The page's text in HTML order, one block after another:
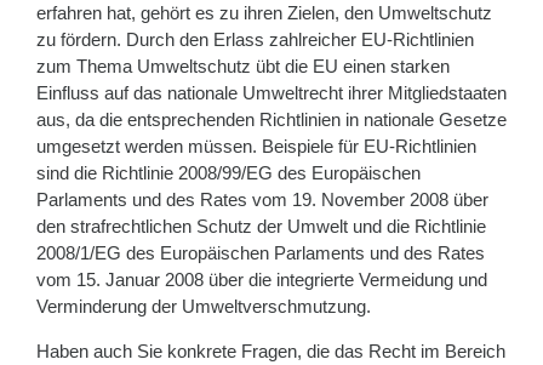
erfahren hat, gehört es zu ihren Zielen, den Umweltschutz
zu fördern. Durch den Erlass zahlreicher EU-Richtlinien
zum Thema Umweltschutz übt die EU einen starken
Einfluss auf das nationale Umweltrecht ihrer Mitgliedstaaten
aus, da die entsprechenden Richtlinien in nationale Gesetze
umgesetzt werden müssen. Beispiele für EU-Richtlinien
sind die Richtlinie 2008/99/EG des Europäischen
Parlaments und des Rates vom 19. November 2008 über
den strafrechtlichen Schutz der Umwelt und die Richtlinie
2008/1/EG des Europäischen Parlaments und des Rates
vom 15. Januar 2008 über die integrierte Vermeidung und
Verminderung der Umweltverschmutzung.
Haben auch Sie konkrete Fragen, die das Recht im Bereich